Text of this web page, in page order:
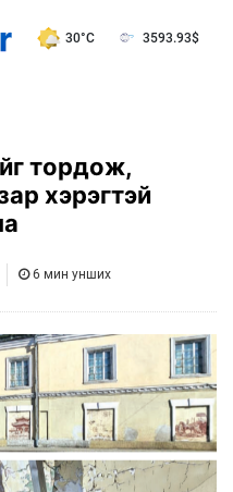
30°C 3593.93$
тордож,
хэрэгтэй
6 мин унших